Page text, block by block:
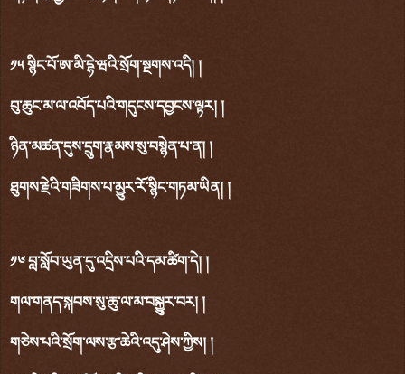
༡༥ སྙིང་པོ་ཨ་མི་དྷེ་ཝའི་སྲོག་སྔགས་འདི། །
བུ་ཆུང་མ་ལ་འབོད་པའི་གདུངས་དབྱངས་ལྟར། །
ཉིན་མཚན་དུས་དྲུག་རྣམས་སུ་བསྙེན་པ་ན། །
ཐུགས་རྗེའི་གཟིགས་པ་མྱུར་རོ་སྙིང་གཏམ་ཡིན། །
༡༦ བླ་སློབ་ཡུན་དུ་འདྲིས་པའི་དམ་ཚིག་དེ། །
གལ་གནད་སྐབས་སུ་ཆུ་ལ་མ་བསྐྱུར་བར། །
གཅེས་པའི་སྲོག་ལས་རྩ་ཆེའི་འདུ་ཤེས་ཀྱིས། །